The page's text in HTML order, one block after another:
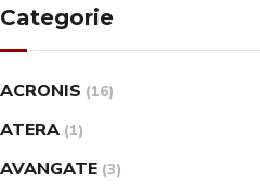
Categorie
ACRONIS (16)
ATERA (1)
AVANGATE (3)